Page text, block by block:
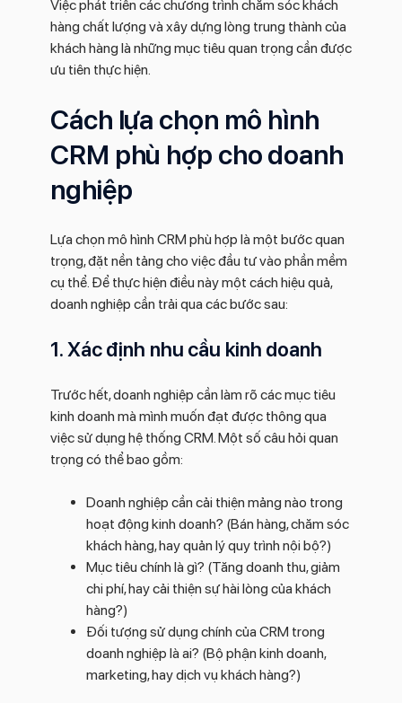
Việc phát triển các chương trình chăm sóc khách
hàng chất lượng và xây dựng lòng trung thành của
khách hàng là những mục tiêu quan trọng cần được
ưu tiên thực hiện.
Cách lựa chọn mô hình
CRM phù hợp cho doanh
nghiệp
Lựa chọn mô hình CRM phù hợp là một bước quan
trọng, đặt nền tảng cho việc đầu tư vào phần mềm
cụ thể. Để thực hiện điều này một cách hiệu quả,
doanh nghiệp cần trải qua các bước sau:
1. Xác định nhu cầu kinh doanh
Trước hết, doanh nghiệp cần làm rõ các mục tiêu
kinh doanh mà mình muốn đạt được thông qua
việc sử dụng hệ thống CRM. Một số câu hỏi quan
trọng có thể bao gồm:
Doanh nghiệp cần cải thiện mảng nào trong
hoạt động kinh doanh? (Bán hàng, chăm sóc
khách hàng, hay quản lý quy trình nội bộ?)
Mục tiêu chính là gì? (Tăng doanh thu, giảm
chi phí, hay cải thiện sự hài lòng của khách
hàng?)
Đối tượng sử dụng chính của CRM trong
doanh nghiệp là ai? (Bộ phận kinh doanh,
marketing, hay dịch vụ khách hàng?)